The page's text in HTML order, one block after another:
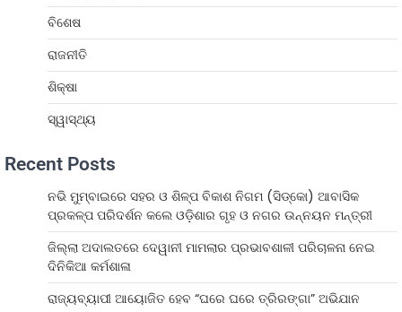
ବିଶେଷ
ରାଜନୀତି
ଶିକ୍ଷା
ସ୍ୱାସ୍ଥ୍ୟ
Recent Posts
ନଭି ମୁମ୍ବାଇରେ ସହର ଓ ଶିଳ୍ପ ବିକାଶ ନିଗମ (ସିଡ୍‌କୋ) ଆବାସିକ
ପ୍ରକଳ୍ପ ପରିଦର୍ଶନ କଲେ ଓଡ଼ିଶାର ଗୃହ ଓ ନଗର ଉନ୍ନୟନ ମନ୍ତ୍ରୀ
ଜିଲ୍ଲା ଅଦାଲତରେ ଦେୱାନୀ ମାମଲାର ପ୍ରଭାବଶାଳୀ ପରିଚାଳନା ନେଇ
ଦିନିକିଆ କର୍ମଶାଳା
ରାଜ୍ୟବ୍ୟାପୀ ଆୟୋଜିତ ହେବ “ଘରେ ଘରେ ତ୍ରିରଙ୍ଗା” ଅଭିଯାନ